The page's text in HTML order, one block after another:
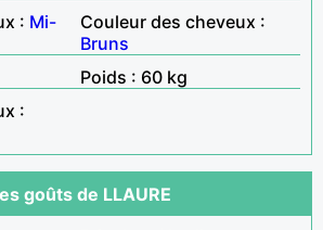
: Mi-
Couleur des cheveux :
Bruns
Poids : 60 kg
:
goûts de LLAURE